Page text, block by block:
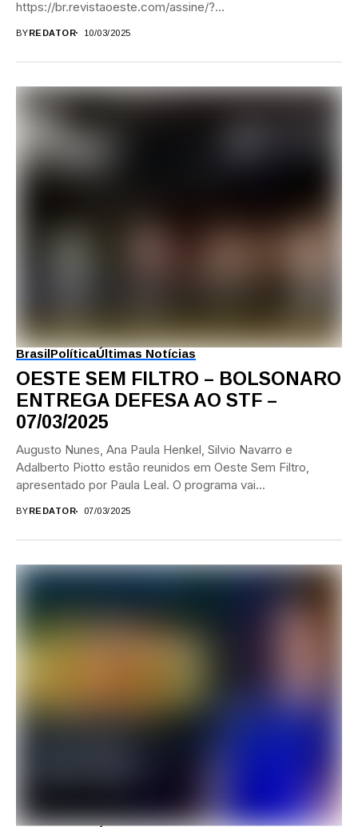
https://br.revistaoeste.com/assine/?
BYREDATOR 10/03/2025
BrasilPolíticaÚltimas Notícias
OESTE SEM FILTRO – BOLSONARO
ENTREGA DEFESA AO STF –
07/03/2025
Augusto Nunes, Ana Paula Henkel, Silvio Navarro e
Adalberto Piotto estão reunidos em Oeste Sem Filtro,
apresentado por Paula Leal. O programa vai...
BYREDATOR 07/03/2025